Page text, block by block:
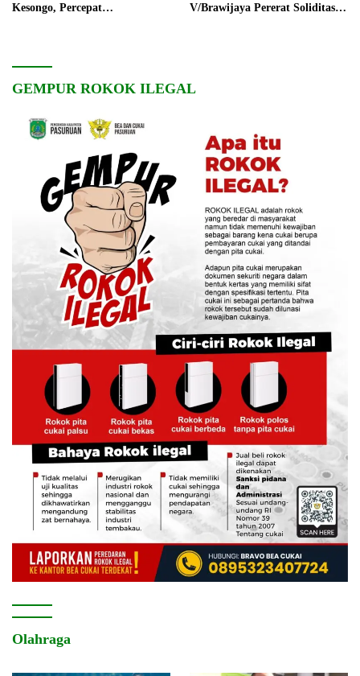
Kesongo, Percepat
V/Brawijaya Pererat Soliditas
GEMPUR ROKOK ILEGAL
Olahraga